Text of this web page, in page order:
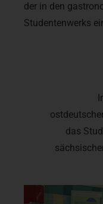
der in den
Studentenwerks
das